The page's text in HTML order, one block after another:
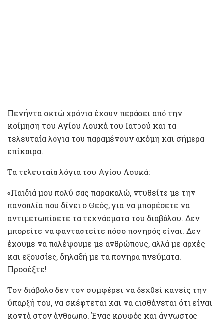
Πενήντα οκτώ χρόνια έχουν περάσει από την
κοίμηση του Αγίου Λουκά του Ιατρού και τα
τελευταία λόγια του παραμένουν ακόμη και σήμερα
επίκαιρα.
Τα τελευταία λόγια του Αγίου Λουκά:
«Παιδιά μου πολύ σας παρακαλώ, ντυθείτε με την
πανοπλία που δίνει ο Θεός, για να μπορέσετε να
αντιμετωπίσετε τα τεχνάσματα του διαβόλου. Δεν
μπορείτε να φανταστείτε πόσο πονηρός είναι. Δεν
έχουμε να παλέψουμε με ανθρώπους, αλλά με αρχές
και εξουσίες, δηλαδή με τα πονηρά πνεύματα.
Προσέξτε!
Τον διάβολο δεν τον συμφέρει να δεχθεί κανείς την
ύπαρξή του, να σκέφτεται και να αισθάνεται ότι είναι
κοντά στον άνθρωπο. Ένας κρυφός και άγνωστος